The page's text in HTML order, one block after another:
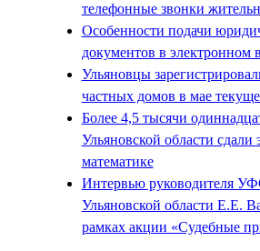
телефонные звонки
Особенности подачи
документов в электронном
Ульяновцы
частных домов в мае
Более 4,5 тысячи
Ульяновской области сдали
математике
Интервью руководителя
Ульяновской области Е.Е.
рамках акции «Судебные